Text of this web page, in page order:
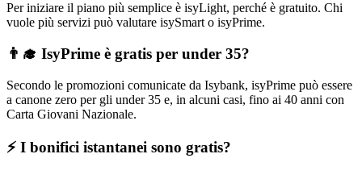
Per iniziare il piano più semplice è isyLight, perché è gratuito. Chi
vuole più servizi può valutare isySmart o isyPrime.
👨‍🎓 IsyPrime è gratis per under 35?
Secondo le promozioni comunicate da Isybank, isyPrime può essere
a canone zero per gli under 35 e, in alcuni casi, fino ai 40 anni con
Carta Giovani Nazionale.
⚡ I bonifici istantanei sono gratis?